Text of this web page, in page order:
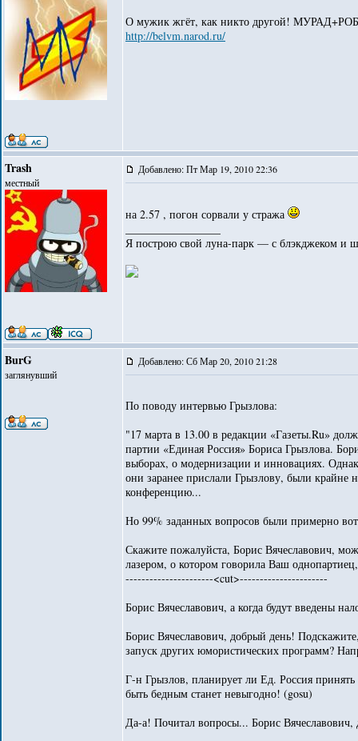
О мужик жгёт, как никто другой!
http://belvm.narod.ru/
Trash
местный
Добавлено: Пт Мар 19, 2010 22:36
на 2.57 , погон сорвали у стража
Я построю свой луна-парк — с блэкджеком и
BurG
заглянувший
Добавлено: Сб Мар 20, 2010 21:28
По поводу интервью Грызлова:
"17 марта в 13.00 в редакции «Газеты.Ru»
партии «Единая Россия» Бориса Грызлова.
выборах, о модернизации и инновациях.
они заранее прислали Грызлову, были крайне
конференцию...
Но 99% заданных вопросов были примерно вот
Скажите пожалуйста, Борис Вячеславович,
лазером, о котором говорила Ваш
----------------------<cut>----------------------
Борис Вячеславович, а когда будут введены
Борис Вячеславович, добрый день!
запуск других юмористических программ?
Г-н Грызлов, планирует ли Ед. Россия принять
быть бедным станет невыгодно! (gosu)
Да-а! Почитал вопросы... Борис